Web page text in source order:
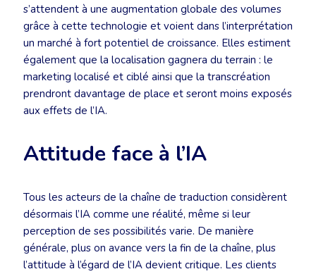
s’attendent à une augmentation globale des volumes
grâce à cette technologie et voient dans l’interprétation
un marché à fort potentiel de croissance. Elles estiment
également que la localisation gagnera du terrain : le
marketing localisé et ciblé ainsi que la transcréation
prendront davantage de place et seront moins exposés
aux effets de l’IA.
Attitude face à l’IA
Tous les acteurs de la chaîne de traduction considèrent
désormais l’IA comme une réalité, même si leur
perception de ses possibilités varie. De manière
générale, plus on avance vers la fin de la chaîne, plus
l’attitude à l’égard de l’IA devient critique. Les clients